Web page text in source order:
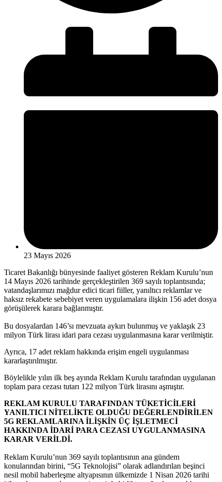
23 Mayıs 2026
Ticaret Bakanlığı bünyesinde faaliyet gösteren Reklam Kurulu’nun
14 Mayıs 2026 tarihinde gerçekleştirilen 369 sayılı toplantısında;
vatandaşlarımızı mağdur edici ticari fiiller, yanıltıcı reklamlar ve
haksız rekabete sebebiyet veren uygulamalara ilişkin 156 adet dosya
görüşülerek karara bağlanmıştır.
Bu dosyalardan 146’sı mevzuata aykırı bulunmuş ve yaklaşık 23
milyon Türk lirası idari para cezası uygulanmasına karar verilmiştir.
Ayrıca, 17 adet reklam hakkında erişim engeli uygulanması
kararlaştırılmıştır.
Böylelikle yılın ilk beş ayında Reklam Kurulu tarafından uygulanan
toplam para cezası tutarı 122 milyon Türk lirasını aşmıştır.
REKLAM KURULU TARAFINDAN TÜKETİCİLERİ
YANILTICI NİTELİKTE OLDUĞU DEĞERLENDİRİLEN
5G REKLAMLARINA İLİŞKİN ÜÇ İŞLETMECİ
HAKKINDA İDARİ PARA CEZASI UYGULANMASINA
KARAR VERİLDİ.
Reklam Kurulu’nun 369 sayılı toplantısının ana gündem
konularından birini, “5G Teknolojisi” olarak adlandırılan beşinci
nesil mobil haberleşme altyapısının ülkemizde 1 Nisan 2026 tarihi